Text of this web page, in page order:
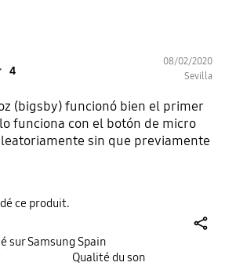
i doubt i will keep it. for what
willing to pay a premium for it, as i
much everyone buying the frame
that doesn’t produce the same
like this.
4
08/02/2020
Sevilla
(bigsby) funcionó bien el primer
funciona con el botón de micro
sin que previamente
ce produit.
sur Samsung Spain
Qualité du son